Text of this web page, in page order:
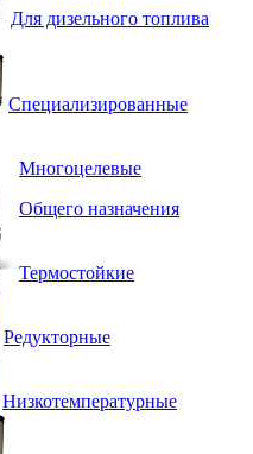
Для дизельного топлива
Специализированные
Многоцелевые
Общего назначения
Термостойкие
Редукторные
Низкотемпературные